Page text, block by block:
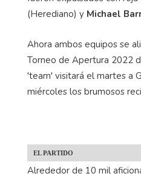
(Herediano) y Michael
Ahora ambos equipos se
Torneo de Apertura 2022
'team' visitará el martes a
miércoles los brumosos
EL PARTIDO
Alrededor de 10 mil